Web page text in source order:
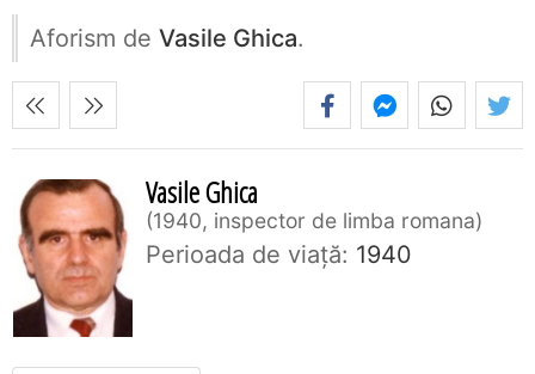
Aforism de Vasile Ghica.
Vasile Ghica
1940, inspector de limba romana
Perioada de viaţă: 1940